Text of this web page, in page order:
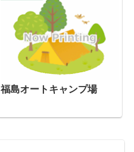
福島オートキャンプ場